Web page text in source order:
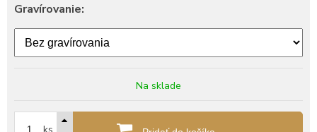
Gravírovanie:
Na sklade